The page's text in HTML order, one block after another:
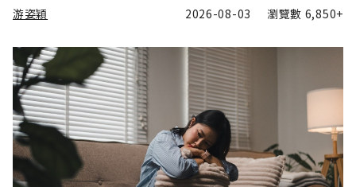
游姿穎 2026-08-03 瀏覽數 6,850+